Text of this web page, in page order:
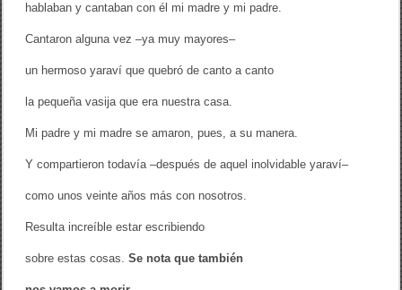
hablaban y cantaban con él mi madre y mi padre.
Cantaron alguna vez –ya muy mayores–
un hermoso yaraví que quebró de canto a canto
la pequeña vasija que era nuestra casa.
Mi padre y mi madre se amaron, pues, a su manera.
Y compartieron todavía –después de aquel inolvidable yaraví–
como unos veinte años más con nosotros.
Resulta increíble estar escribiendo
sobre estas cosas.Se nota que también